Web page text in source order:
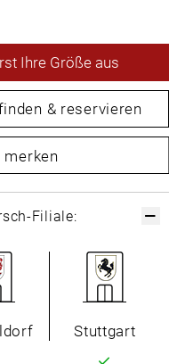
Ihre Größe aus
& reservieren
Ihre Größe aus
Filiale:
Stuttgart